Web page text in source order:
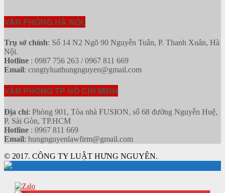
VĂN PHÒNG HÀ NỘI:
Trụ sở chính: Số 14 N2 Ngõ 90 Nguyễn Tuân, P. Thanh Xuân, Hà
Nội.
Hotline : 0987 756 263 / 0967 811 669
Email: congtyluathungnguyen@gmail.com
VĂN PHÒNG TP HỒ CHÍ MINH
Địa chỉ: Phòng 901, Tòa nhà FUSION, số 68 đường Nguyễn Huệ,
P. Sài Gòn, TP.HCM
Hotline : 0967 811 669
Email: hungnguyenlawfirm@gmail.com
© 2017. CÔNG TY LUẬT HƯNG NGUYÊN.